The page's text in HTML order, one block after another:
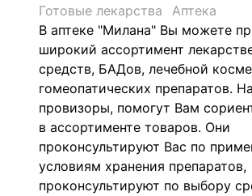
Готовые лекарства
Аптека
В аптеке "Милана" Вы можете
широкий ассортимент
средств, БАДов, лечебной
гомеопатических препаратов.
провизоры, помогут Вам
в ассортименте товаров. Они
проконсультируют Вас по
условиям хранения препаратов,
проконсультируют по выбору